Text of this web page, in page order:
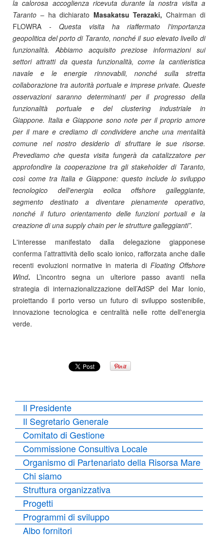
la calorosa accoglienza ricevuta durante la nostra visita a
Taranto – ha dichiarato Masakatsu Terazaki, Chairman di
FLOWRA -Questa visita ha riaffermato l'importanza
geopolitica del porto di Taranto, nonché il suo elevato livello di
funzionalità. Abbiamo acquisito preziose informazioni sui
settori attratti da questa funzionalità, come la cantieristica
navale e le energie rinnovabili, nonché sulla stretta
collaborazione tra autorità portuale e imprese private. Queste
osservazioni saranno determinanti per il progresso della
funzionalità portuale e del clustering industriale in
Giappone. Italia e Giappone sono note per il proprio amore
per il mare e crediamo di condividere anche una mentalità
comune nel nostro desiderio di sfruttare le sue risorse.
Prevediamo che questa visita fungerà da catalizzatore per
approfondire la cooperazione tra gli stakeholder di Taranto,
così come tra Italia e Giappone: questo include lo sviluppo
tecnologico dell'energia eolica offshore galleggiante,
segmento destinato a diventare pienamente operativo,
nonché il futuro orientamento delle funzioni portuali e la
creazione di una supply chain per le strutture galleggianti”.
L'interesse manifestato dalla delegazione giapponese
conferma l’attrattività dello scalo ionico, rafforzata anche dalle
recenti evoluzioni normative in materia diFloating Offshore
Wind. L’incontro segna un ulteriore passo avanti nella
strategia di internazionalizzazione dell’AdSP del Mar Ionio,
proiettando il porto verso un futuro di sviluppo sostenibile,
innovazione tecnologica e centralità nelle rotte dell'energia
verde.
Il Presidente
Il Segretario Generale
Comitato di Gestione
Commissione Consultiva Locale
Organismo di Partenariato della Risorsa Mare
Chi siamo
Struttura organizzativa
Progetti
Programmi di sviluppo
Albo fornitori